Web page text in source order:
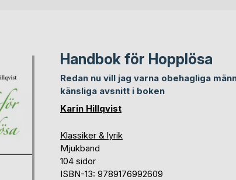
Handbok för Hopplösa
Redan nu vill jag varna obehagliga
känsliga avsnitt i boken
Karin Hillqvist
Klassiker & lyrik
Mjukband
104 sidor
ISBN-13: 9789176992609